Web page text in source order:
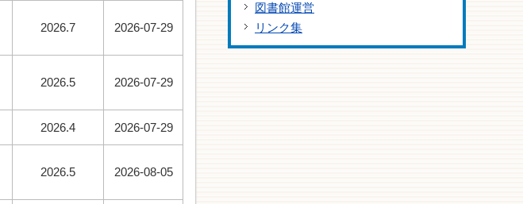
2026.7 2026-07-29
2026.5 2026-07-29
2026.4 2026-07-29
2026.5 2026-08-05
図書館運営
リンク集